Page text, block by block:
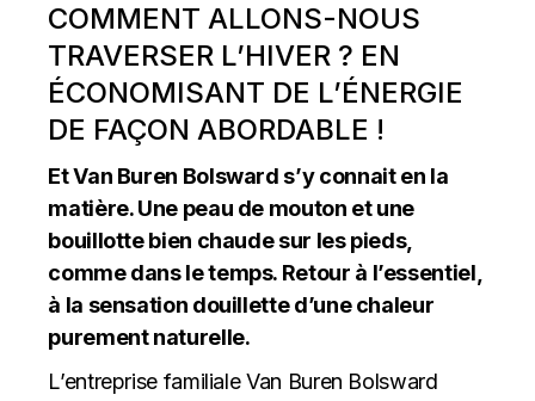
COMMENT ALLONS-NOUS
TRAVERSER L’HIVER ? EN
ÉCONOMISANT DE L’ÉNERGIE
DE FAÇON ABORDABLE !
Et Van Buren Bolsward s’y connait en la
matière. Une peau de mouton et une
bouillotte bien chaude sur les pieds,
comme dans le temps. Retour à l’essentiel,
à la sensation douillette d’une chaleur
purement naturelle.
L’entreprise familiale Van Buren Bolsward